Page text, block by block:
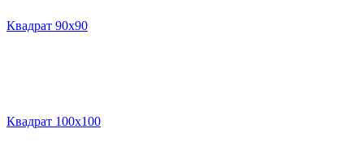
Квадрат 90х90
Квадрат 100х100